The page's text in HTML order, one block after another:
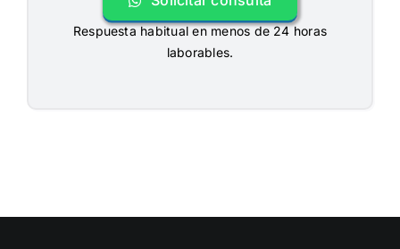
Respuesta habitual en menos de 24 horas
laborables.